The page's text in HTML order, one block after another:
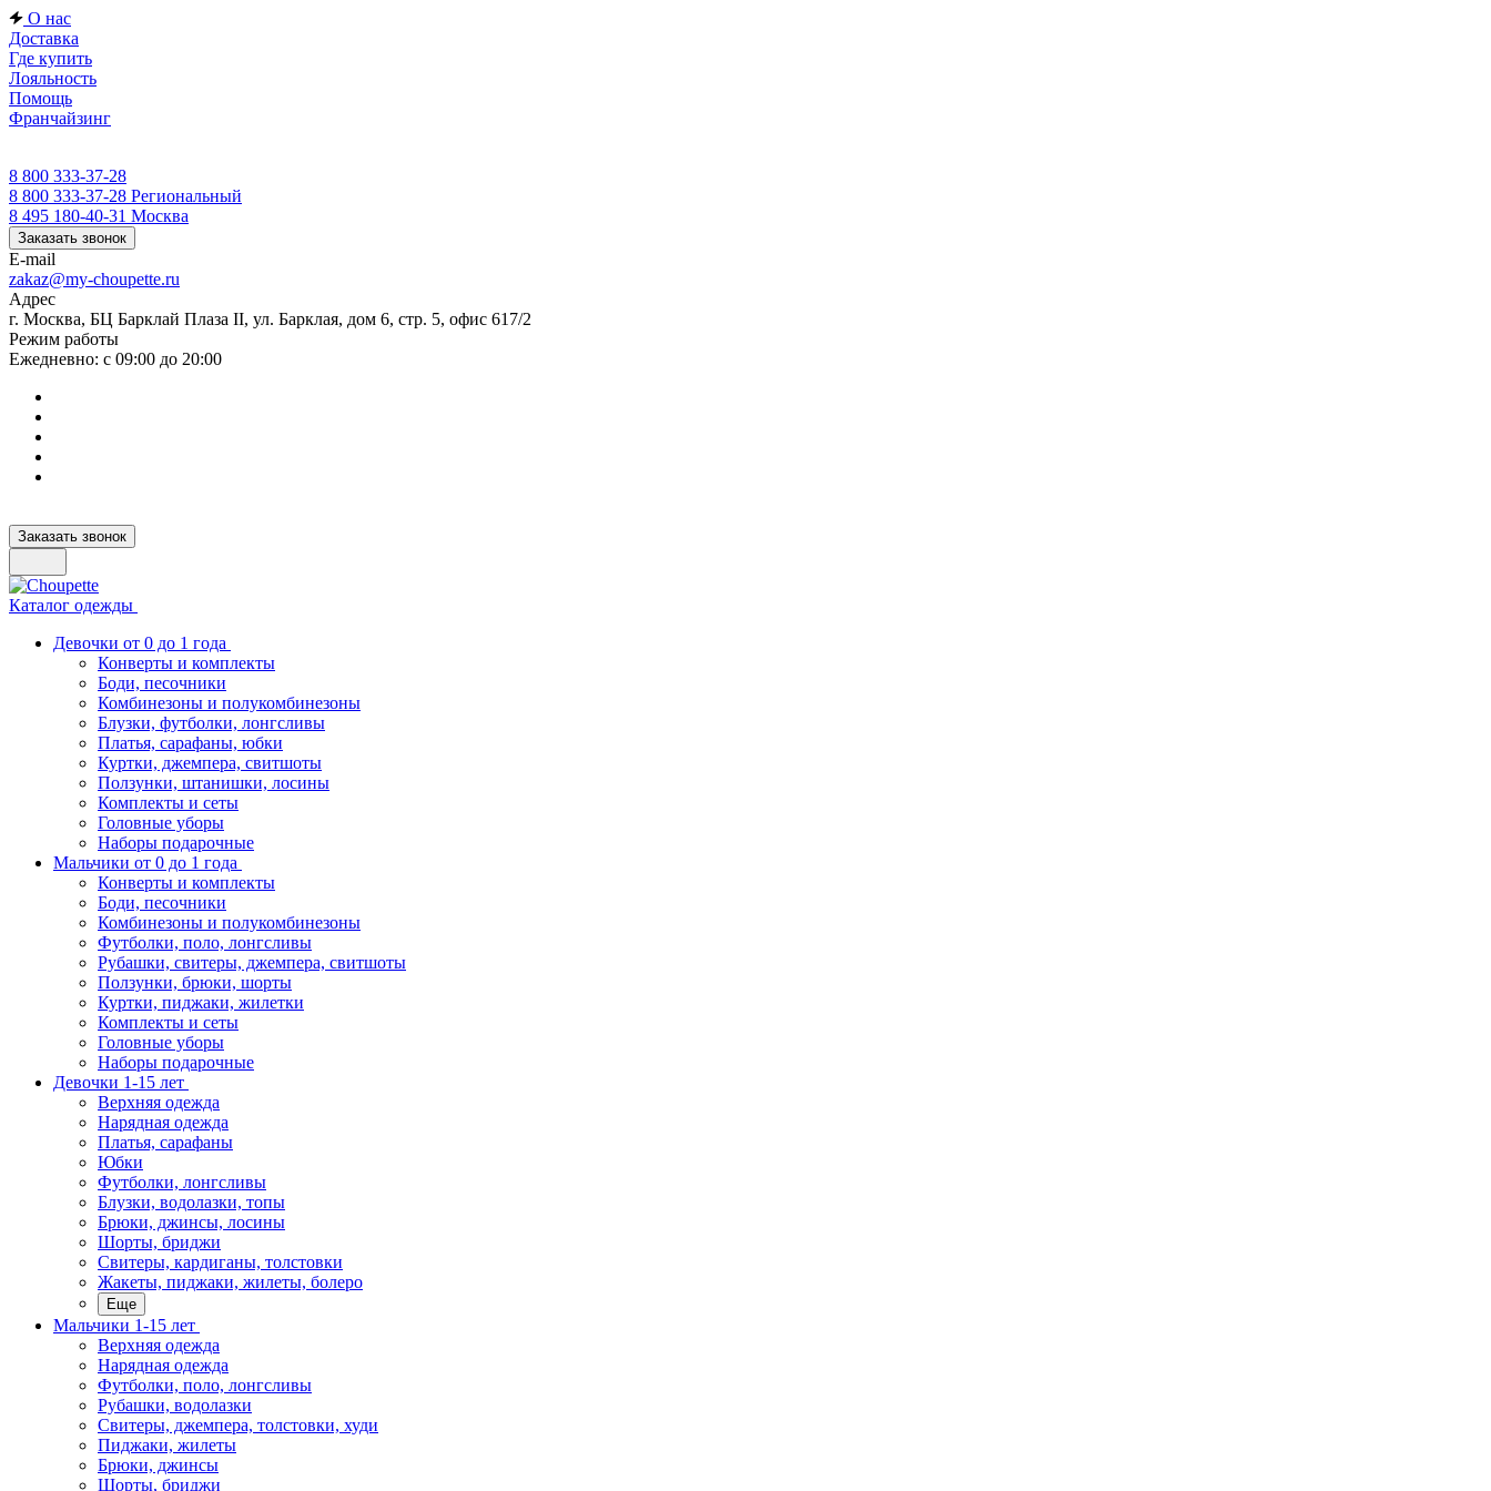
О нас
Доставка
Где купить
Лояльность
Помощь
Франчайзинг
8 800 333-37-28
8 800 333-37-28 Региональный
8 495 180-40-31 Москва
Заказать звонок
E-mail
zakaz@my-choupette.ru
Адрес
г. Москва, БЦ Барклай Плаза II, ул. Барклая, дом 6, стр. 5, офис 617/2
Режим работы
Ежедневно: с 09:00 до 20:00
Заказать звонок
Каталог одежды
Девочки от 0 до 1 года
Конверты и комплекты
Боди, песочники
Комбинезоны и полукомбинезоны
Блузки, футболки, лонгсливы
Платья, сарафаны, юбки
Куртки, джемпера, свитшоты
Ползунки, штанишки, лосины
Комплекты и сеты
Головные уборы
Наборы подарочные
Мальчики от 0 до 1 года
Конверты и комплекты
Боди, песочники
Комбинезоны и полукомбинезоны
Футболки, поло, лонгсливы
Рубашки, свитеры, джемпера, свитшоты
Ползунки, брюки, шорты
Куртки, пиджаки, жилетки
Комплекты и сеты
Головные уборы
Наборы подарочные
Девочки 1-15 лет
Верхняя одежда
Нарядная одежда
Платья, сарафаны
Юбки
Футболки, лонгсливы
Блузки, водолазки, топы
Брюки, джинсы, лосины
Шорты, бриджи
Свитеры, кардиганы, толстовки
Жакеты, пиджаки, жилеты, болеро
Еще
Мальчики 1-15 лет
Верхняя одежда
Нарядная одежда
Футболки, поло, лонгсливы
Рубашки, водолазки
Свитеры, джемпера, толстовки, худи
Пиджаки, жилеты
Брюки, джинсы
Шорты, бриджи